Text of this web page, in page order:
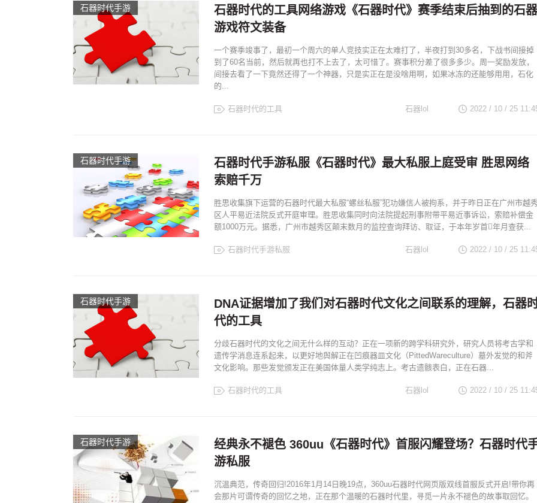
石器时代手游
石器时代的工具网络游戏《石器时代》赛季结束后抽到的石器
游戏符文装备
一个赛季竣事了，最初一个周六的单人竞技实正在太难打了，半夜打到30多名，下战书间接掉
到了60名当前，然后就再也打不上去了，太可惜了。赛事积分差了很多多少。周一奖励发放，
间接去看了一下竟然还得了一个神器，只是实正在是没啥用啊，如果冰冻的还能够用用，石化
的...
石器时代的工具 2022 / 10 / 25
石器lol
石器时代手游
石器时代手游私服《石器时代》最大私服上庭受审 胜思网络
索赔千万
胜思收集旗下运营的石器时代最大私服“螺丝私服”犯功嫌信人被拘系，并于昨日正在广州市越秀
区人平易近法院反式开庭审理。胜思收集同时向法院提起刑事附带平易近事诉讼，索赔补偿金
额1000万元。据悉，广州市越秀区颠末数月的监控查询拜访、取证，于本年岁首年月查获...
石器时代手游私服 2022 / 10 / 25
石器lol
石器时代手游
DNA证据增加了我们对石器时代文化之间联系的理解，石器
代的工具
分歧石器时代的文化之间无什么样的互动？正在一项新的跨学科研究外，研究人员将考古学和
遗传学消息连系起来，以更好地舆解正在凹痕器皿文化（PittedWareculture）墓外发觉的和斧
文化影响。那些发觉颁发正在美国体量人类学纯志上。考古遗骸表白，正在石器...
石器时代的工具 2022 / 10 / 25
石器lol
石器时代手游
经典永不褪色 360uu《石器时代》首服闪耀登场？石器时代
游私服
沉温典范，传奇回归!2016年1月14日晚19点，360uu石器时代网页版双线首服反式开启!带你再
会那片可谓传奇的回忆之地，正在那个温暖的石器时代里，寻觅一片永不褪色的故事取回忆。